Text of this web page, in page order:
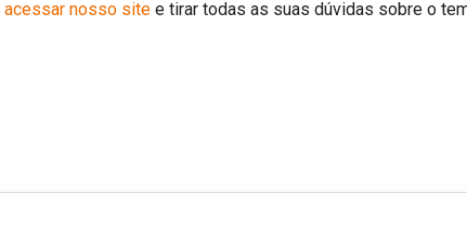
acessar nosso site e tirar todas as suas dúvidas sobre o